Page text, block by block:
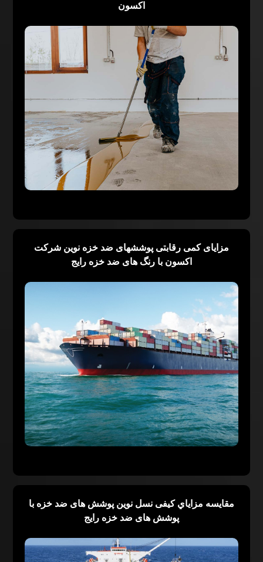
اکسون
مزایای کمی رقابتی پوششهای ضد خزه نوین شرکت
اکسون با رنگ های ضد خزه رایج
مقایسه مزاياي کیفی نسل نوین پوشش های ضد خزه با
پوشش های ضد خزه رایج